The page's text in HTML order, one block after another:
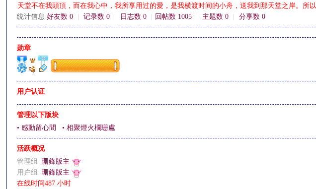
天堂不在我頭頂，而在我心中，我所享用过的愛，是我横渡时间的小舟，送我到那天堂之岸。所以
统计信息 好友数 0 记录数 0 日志数 0 回帖数 1005 主题数 0 分享数 0
勋章
用户认证
管理以下版块
• 感動留心間
• 相聚燈火欄珊處
活跃概况
管理组珊鋒版主
用户组珊鋒版主
在线时间487 小时